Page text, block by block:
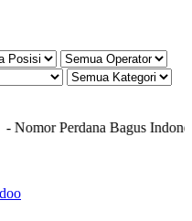
Perdana BagusIndonesia